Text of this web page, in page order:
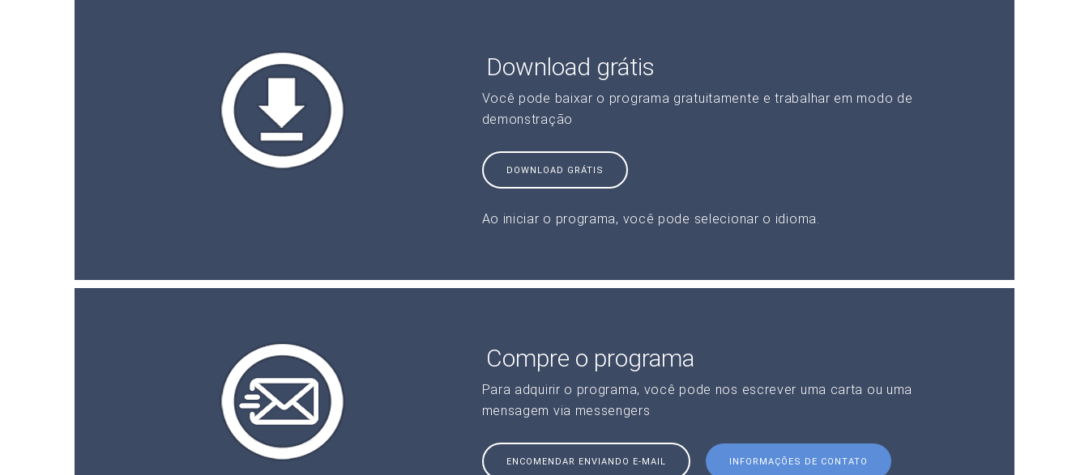
Download grátis
Você pode baixar o programa gratuitamente e trabalhar em modo de
demonstração
DOWNLOAD GRÁTIS
Ao iniciar o programa, você pode selecionar o idioma.
Compre o programa
Para adquirir o programa, você pode nos escrever uma carta ou uma
mensagem via messengers
ENCOMENDAR ENVIANDO E-MAIL INFORMAÇÕES DE CONTATO